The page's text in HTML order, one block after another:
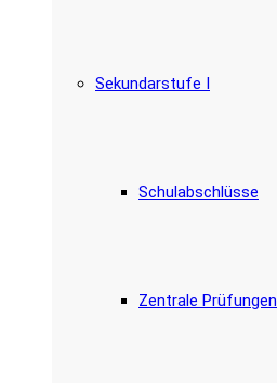
Sekundarstufe I
Schulabschlüsse
Zentrale Prüfungen